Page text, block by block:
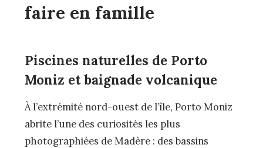
faire en famille
Piscines naturelles de Porto
Moniz et baignade volcanique
À l’extrémité nord-ouest de l’île, Porto Moniz
abrite l’une des curiosités les plus
photographiées de Madère : des bassins